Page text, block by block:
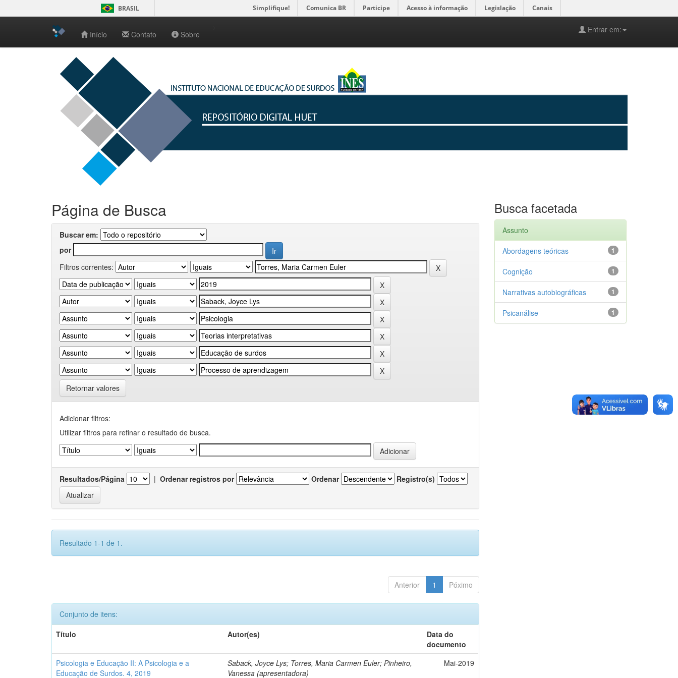
navigation
BRASIL Simplifique! Comunica BR Participe Acesso à informação Legislação Canais
Início Contato Sobre Entrar em:
Página de Busca
Buscar em:
por
Filtros correntes:
Retornar valores
Adicionar filtros:
Utilizar filtros para refinar o resultado de busca.
Resultados/Página | Ordenar registros por Ordenar Registro(s)
Resultado 1-1 de 1.
Anterior 1 Póximo
Conjunto de itens:
Título
Autor(es)
Data do
documento
Psicologia e Educação II: A Psicologia e a
Educação de Surdos. 4, 2019
Saback, Joyce Lys; Torres, Maria Carmen Euler; Pinheiro,
Vanessa (apresentadora)
Mai-2019
Busca facetada
Assunto
1
Abordagens teóricas
1
Cognição
1
Narrativas autobiográficas
1
Psicanálise